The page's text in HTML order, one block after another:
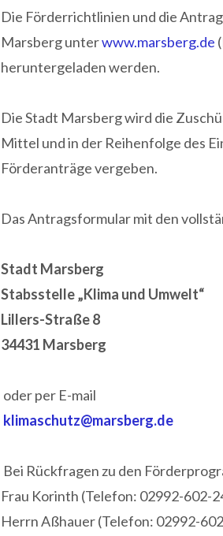
Die Förderrichtlinien und die
Marsberg unterwww.marsberg.de
heruntergeladen werden.
Die Stadt Marsberg wird die
Mittel und in der Reihenfolge des
Förderanträge vergeben.
Das Antragsformular mit den
Stadt Marsberg
Stabsstelle „Klima und Umwelt“
Lillers-Straße 8
34431 Marsberg
oder per E-mail
klimaschutz@marsberg.de
Bei Rückfragen zu den
Frau Korinth (Telefon: 02992-602-
Herrn Aßhauer (Telefon: 02992-